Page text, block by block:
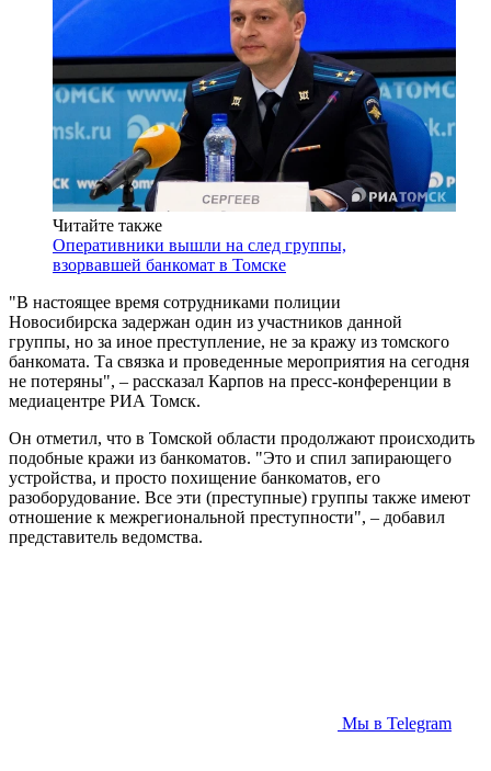
Читайте также
Оперативники вышли на след группы,
взорвавшей банкомат в Томске
"В настоящее время сотрудниками полиции
Новосибирска задержан один из участников данной
группы, но за иное преступление, не за кражу из томского
банкомата. Та связка и проведенные мероприятия на сегодня
не потеряны", – рассказал Карпов на пресс-конференции в
медиацентре РИА Томск.
Он отметил, что в Томской области продолжают происходить
подобные кражи из банкоматов. "Это и спил запирающего
устройства, и просто похищение банкоматов, его
разоборудование. Все эти (преступные) группы также имеют
отношение к межрегиональной преступности", – добавил
представитель ведомства.
Мы в Telegram